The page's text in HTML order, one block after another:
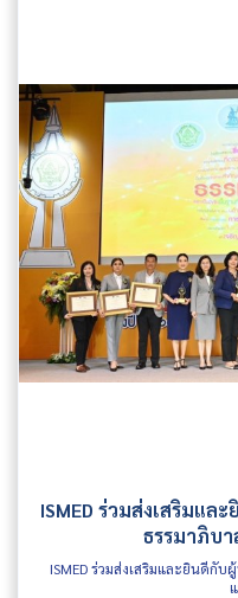
ISMED ร่วมส่งเสริมแ
ธรรมาภิบ
ISMED ร่วมส่งเสริมและยินดีกั